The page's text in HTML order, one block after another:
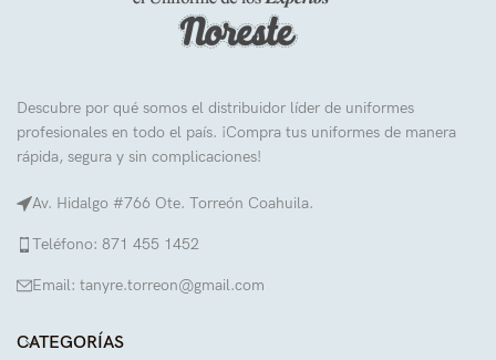
Descubre por qué somos el distribuidor líder de uniformes
profesionales en todo el país. ¡Compra tus uniformes de manera
rápida, segura y sin complicaciones!
Av. Hidalgo #766 Ote. Torreón Coahuila.
Teléfono: 871 455 1452
Email: tanyre.torreon@gmail.com
CATEGORÍAS